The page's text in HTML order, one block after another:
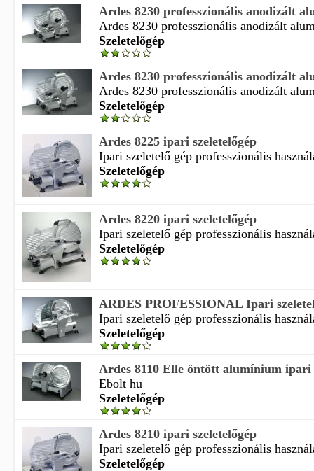
Ardes 8230 professzionális anodizált
Ardes 8230 professzionális anodizált
Szeletelőgép
Ardes 8230 professzionális anodizált
Ardes 8230 professzionális anodizált
Szeletelőgép
Ardes 8225 ipari szeletelőgép
Ipari szeletelő gép professzionális
Szeletelőgép
Ardes 8220 ipari szeletelőgép
Ipari szeletelő gép professzionális
Szeletelőgép
ARDES PROFESSIONAL Ipari
Ipari szeletelő gép professzionális
Szeletelőgép
Ardes 8110 Elle öntött alumínium ipari
Ebolt hu
Szeletelőgép
Ardes 8210 ipari szeletelőgép
Ipari szeletelő gép professzionális
Szeletelőgép